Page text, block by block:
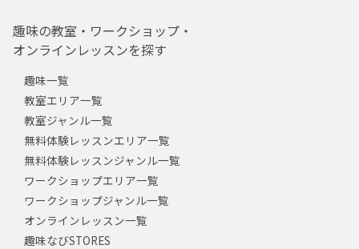
趣味の教室・ワークショップ・
オンラインレッスンを探す
趣味一覧
教室エリア一覧
教室ジャンル一覧
無料体験レッスンエリア一覧
無料体験レッスンジャンル一覧
ワークショップエリア一覧
ワークショップジャンル一覧
オンラインレッスン一覧
趣味なびSTORES